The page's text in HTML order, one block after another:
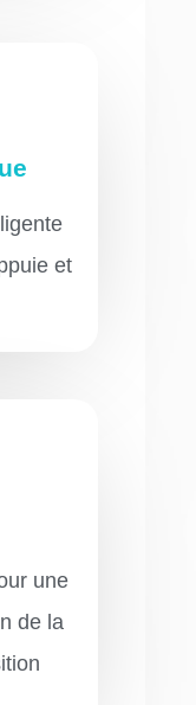
et
une
de la